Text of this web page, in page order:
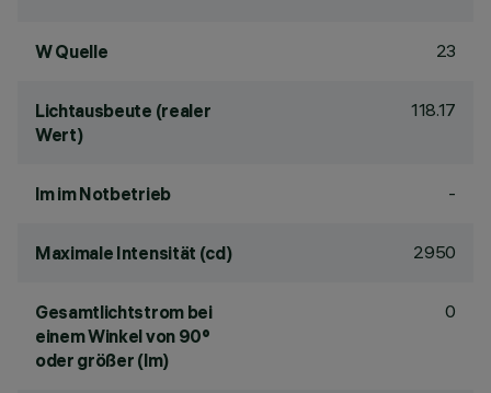
W Quelle 23
Lichtausbeute (realer
Wert)
118.17
lm im Notbetrieb -
Maximale Intensität (cd) 2950
Gesamtlichtstrom bei
einem Winkel von 90°
oder größer (lm)
0